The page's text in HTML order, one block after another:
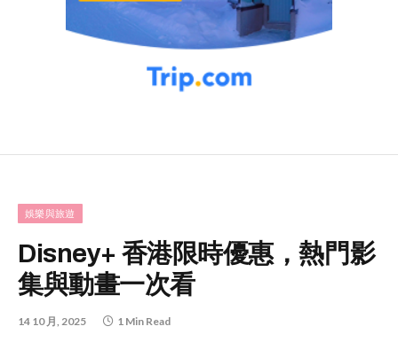
娛樂與旅遊
Disney+ 香港限時優惠，熱門影
集與動畫一次看
14 10 月, 2025 1 Min Read